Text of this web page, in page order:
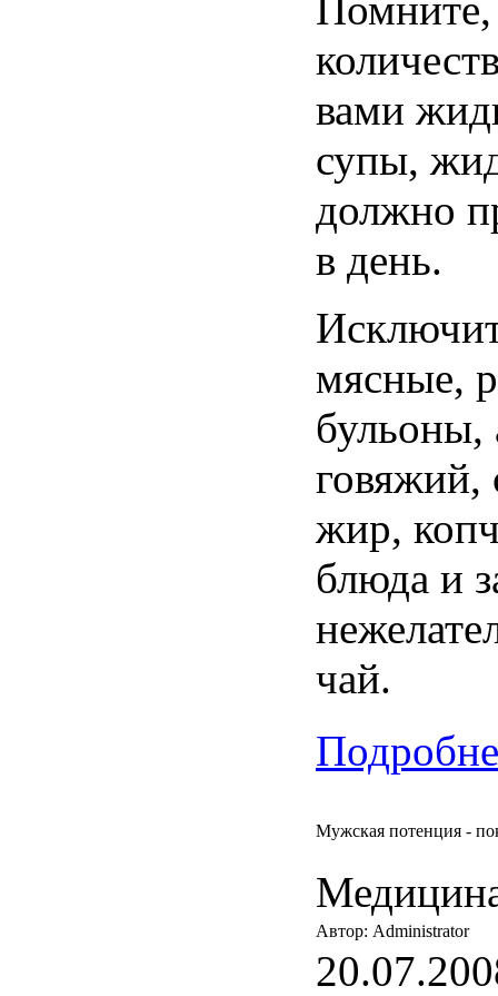
вами
супы,
должно
в день.
мясные,
бульоны,
говяжий,
жир,
блюда и
чай.
Мужская потенция -
Автор: Administrator